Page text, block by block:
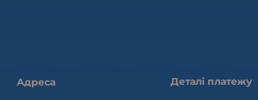
Адреса Деталі платежу